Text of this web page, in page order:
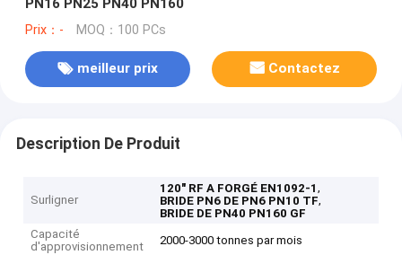
PN16 PN25 PN40 PN160
Prix：- MOQ：100 PCs
meilleur prix Contactez
Description De Produit
Surligner
120" RF A FORGÉ EN1092-1,
BRIDE PN6 DE PN6 PN10 TF,
BRIDE DE PN40 PN160 GF
Capacité
d'approvisionnement
2000-3000 tonnes par mois